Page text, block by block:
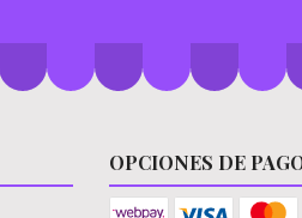
OPCIONES DE